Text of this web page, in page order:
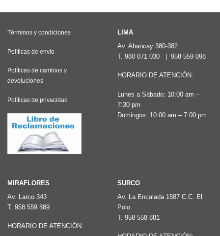
Las
pueden
en
la
página
de
producto
Términos y condiciones
Políticas de envío
Políticas de cambios y
devoluciones
Políticas de privacidad
LIMA
Av. Abancay 380-382
T. 980 071 030 958 559 098
HORARIO DE ATENCIÓN:
Lunes a Sábado: 10:00 am –
7:30 pm
Domingos: 10:00 am – 7:00 pm
MIRAFLORES
Av. Larco 343
T. 958 559 889
HORARIO DE ATENCIÓN:
SURCO
Av. La Encalada 1587 C.C. El
Polo
T. 958 558 881